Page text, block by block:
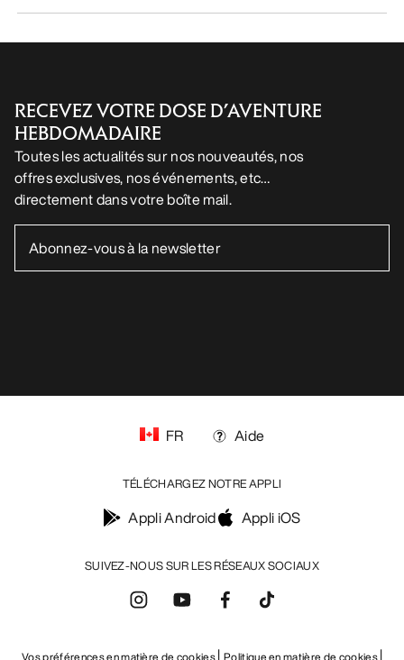
RECEVEZ VOTRE DOSE D’AVENTURE
HEBDOMADAIRE
Toutes les actualités sur nos nouveautés, nos
offres exclusives, nos événements, etc…
directement dans votre boîte mail.
SUIVEZ-NOUS SUR LES RÉSEAUX SOCIAUX
FR Aide
TÉLÉCHARGEZ NOTRE APPLI
Appli Android Appli iOS